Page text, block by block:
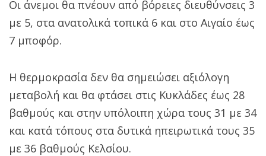
Οι άνεμοι θα πνέουν από βόρειες διευθύνσεις 3
με 5, στα ανατολικά τοπικά 6 και στο Αιγαίο έως
7 μποφόρ.
Η θερμοκρασία δεν θα σημειώσει αξιόλογη
μεταβολή και θα φτάσει στις Κυκλάδες έως 28
βαθμούς και στην υπόλοιπη χώρα τους 31 με 34
και κατά τόπους στα δυτικά ηπειρωτικά τους 35
με 36 βαθμούς Κελσίου.